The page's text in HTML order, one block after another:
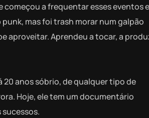
a frequentar esses eventos
mas foi trash morar num galpão
aproveitar. Aprendeu a tocar, a
20 anos sóbrio, de qualquer tipo de
Hoje, ele tem um documentário